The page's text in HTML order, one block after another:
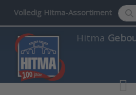
Volledig Hitma-Assortiment
Hitma